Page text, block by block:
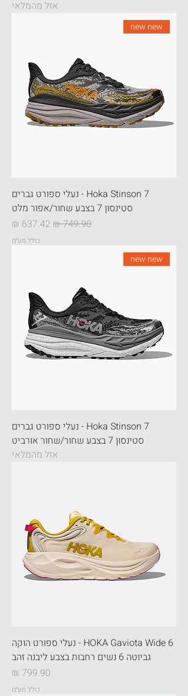
אזל מהמלאי
new new
Hoka Stinson 7 - נעלי ספורט גברים
סטינסון 7 בצבע שחור/אפור מלט
מחיר רגיל מחיר מבצע
כולל מע״מ
new new
Hoka Stinson 7 - נעלי ספורט גברים
סטינסון 7 בצבע שחור/שחור אורביט
אזל מהמלאי
HOKA Gaviota Wide 6 - נעלי ספורט הוקה
גביוטה 6 נשים רחבות בצבע ליבנה זהב
מחיר
כולל מע״מ